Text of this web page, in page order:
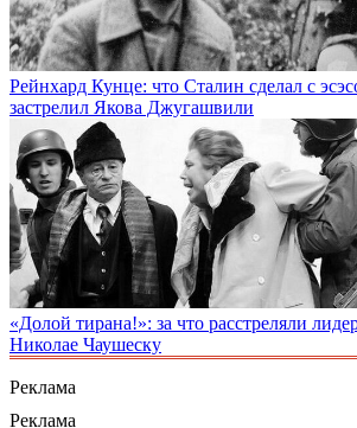
Рейнхард Кунце: что Сталин сделал с
застрелил Якова Джугашвили
«Долой тирана!»: за что расстреляли
Николае Чаушеску
Реклама
Реклама